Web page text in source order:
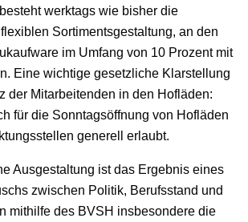
werktags wie bisher die
Sortimentsgestaltung, an den
im Umfang von 10 Prozent mit
Eine wichtige gesetzliche Klarstellung
der Mitarbeitenden in den Hofläden:
für die Sonntagsöffnung von Hofläden
generell erlaubt.
Ausgestaltung ist das Ergebnis eines
zwischen Politik, Berufsstand und
mithilfe des BVSH insbesondere die